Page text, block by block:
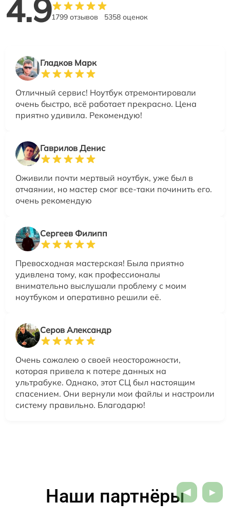
4.91799 отзывов 5358 оценок
Гладков Марк
Отличный сервис! Ноутбук отремонтировали
очень быстро, всё работает прекрасно. Цена
приятно удивила. Рекомендую!
Гаврилов Денис
Оживили почти мертвый ноутбук, уже был в
отчаянии, но мастер смог все-таки починить его.
очень рекомендую
Сергеев Филипп
Превосходная мастерская! Была приятно
удивлена тому, как профессионалы
внимательно выслушали проблему с моим
ноутбуком и оперативно решили её.
Серов Александр
Очень сожалею о своей неосторожности,
которая привела к потере данных на
ультрабуке. Однако, этот СЦ был настоящим
спасением. Они вернули мои файлы и настроили
систему правильно. Благодарю!
Наши партнёры